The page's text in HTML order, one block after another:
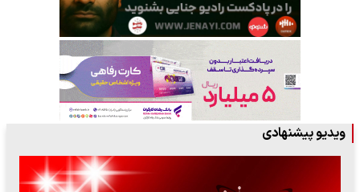
ویدیو پیشنهادی